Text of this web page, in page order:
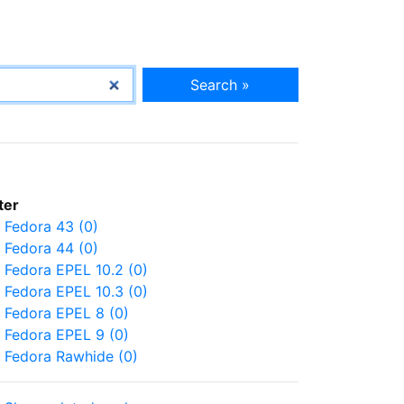
Search »
Fedora 43 (0)
Fedora 44 (0)
Fedora EPEL 10.2 (0)
Fedora EPEL 10.3 (0)
Fedora EPEL 8 (0)
Fedora EPEL 9 (0)
Fedora Rawhide (0)